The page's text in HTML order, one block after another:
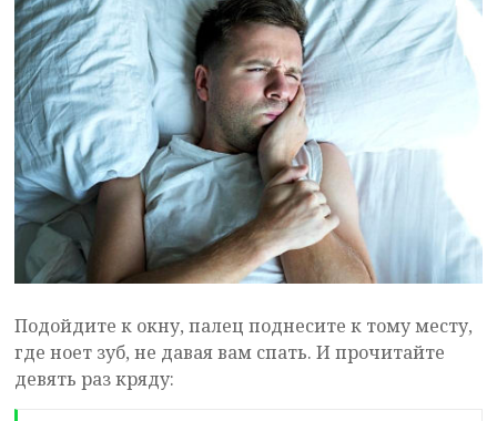
Подойдите к окну, палец поднесите к тому месту,
где ноет зуб, не давая вам спать. И прочитайте
девять раз кряду: